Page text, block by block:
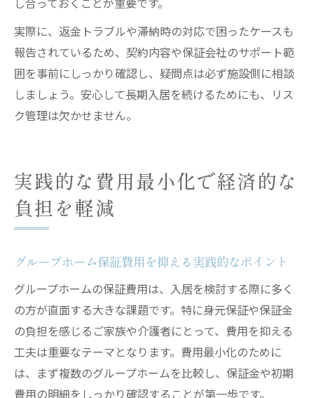
実際に、返金トラブルや滞納時の対応で困ったケースも
報告されているため、契約内容や保証会社のサポート範
囲を事前にしっかり確認し、疑問点は必ず施設側に相談
しましょう。安心して長期入居を続けるためにも、リス
ク管理は欠かせません。
実践的な費用最小化で経済的な
負担を軽減
グループホーム保証費用を抑える実践的なポイント
グループホームの保証費用は、入居を検討する際に多く
の方が直面する大きな課題です。特に身元保証や保証金
の負担を感じるご家族や介護者にとって、費用を抑える
工夫は重要なテーマとなります。費用最小化のために
は、まず複数のグループホームを比較し、保証金や初期
費用の明細をしっかり確認することが第一歩です。